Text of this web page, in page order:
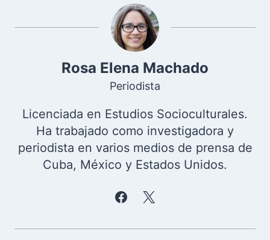
Rosa Elena Machado
Periodista
Licenciada en Estudios Socioculturales.
Ha trabajado como investigadora y
periodista en varios medios de prensa de
Cuba, México y Estados Unidos.